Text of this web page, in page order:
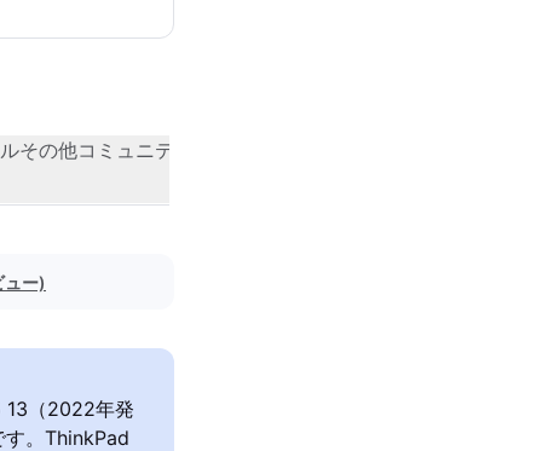
その他コミュニティの評価
ュー)
（2022年発
す。ThinkPad